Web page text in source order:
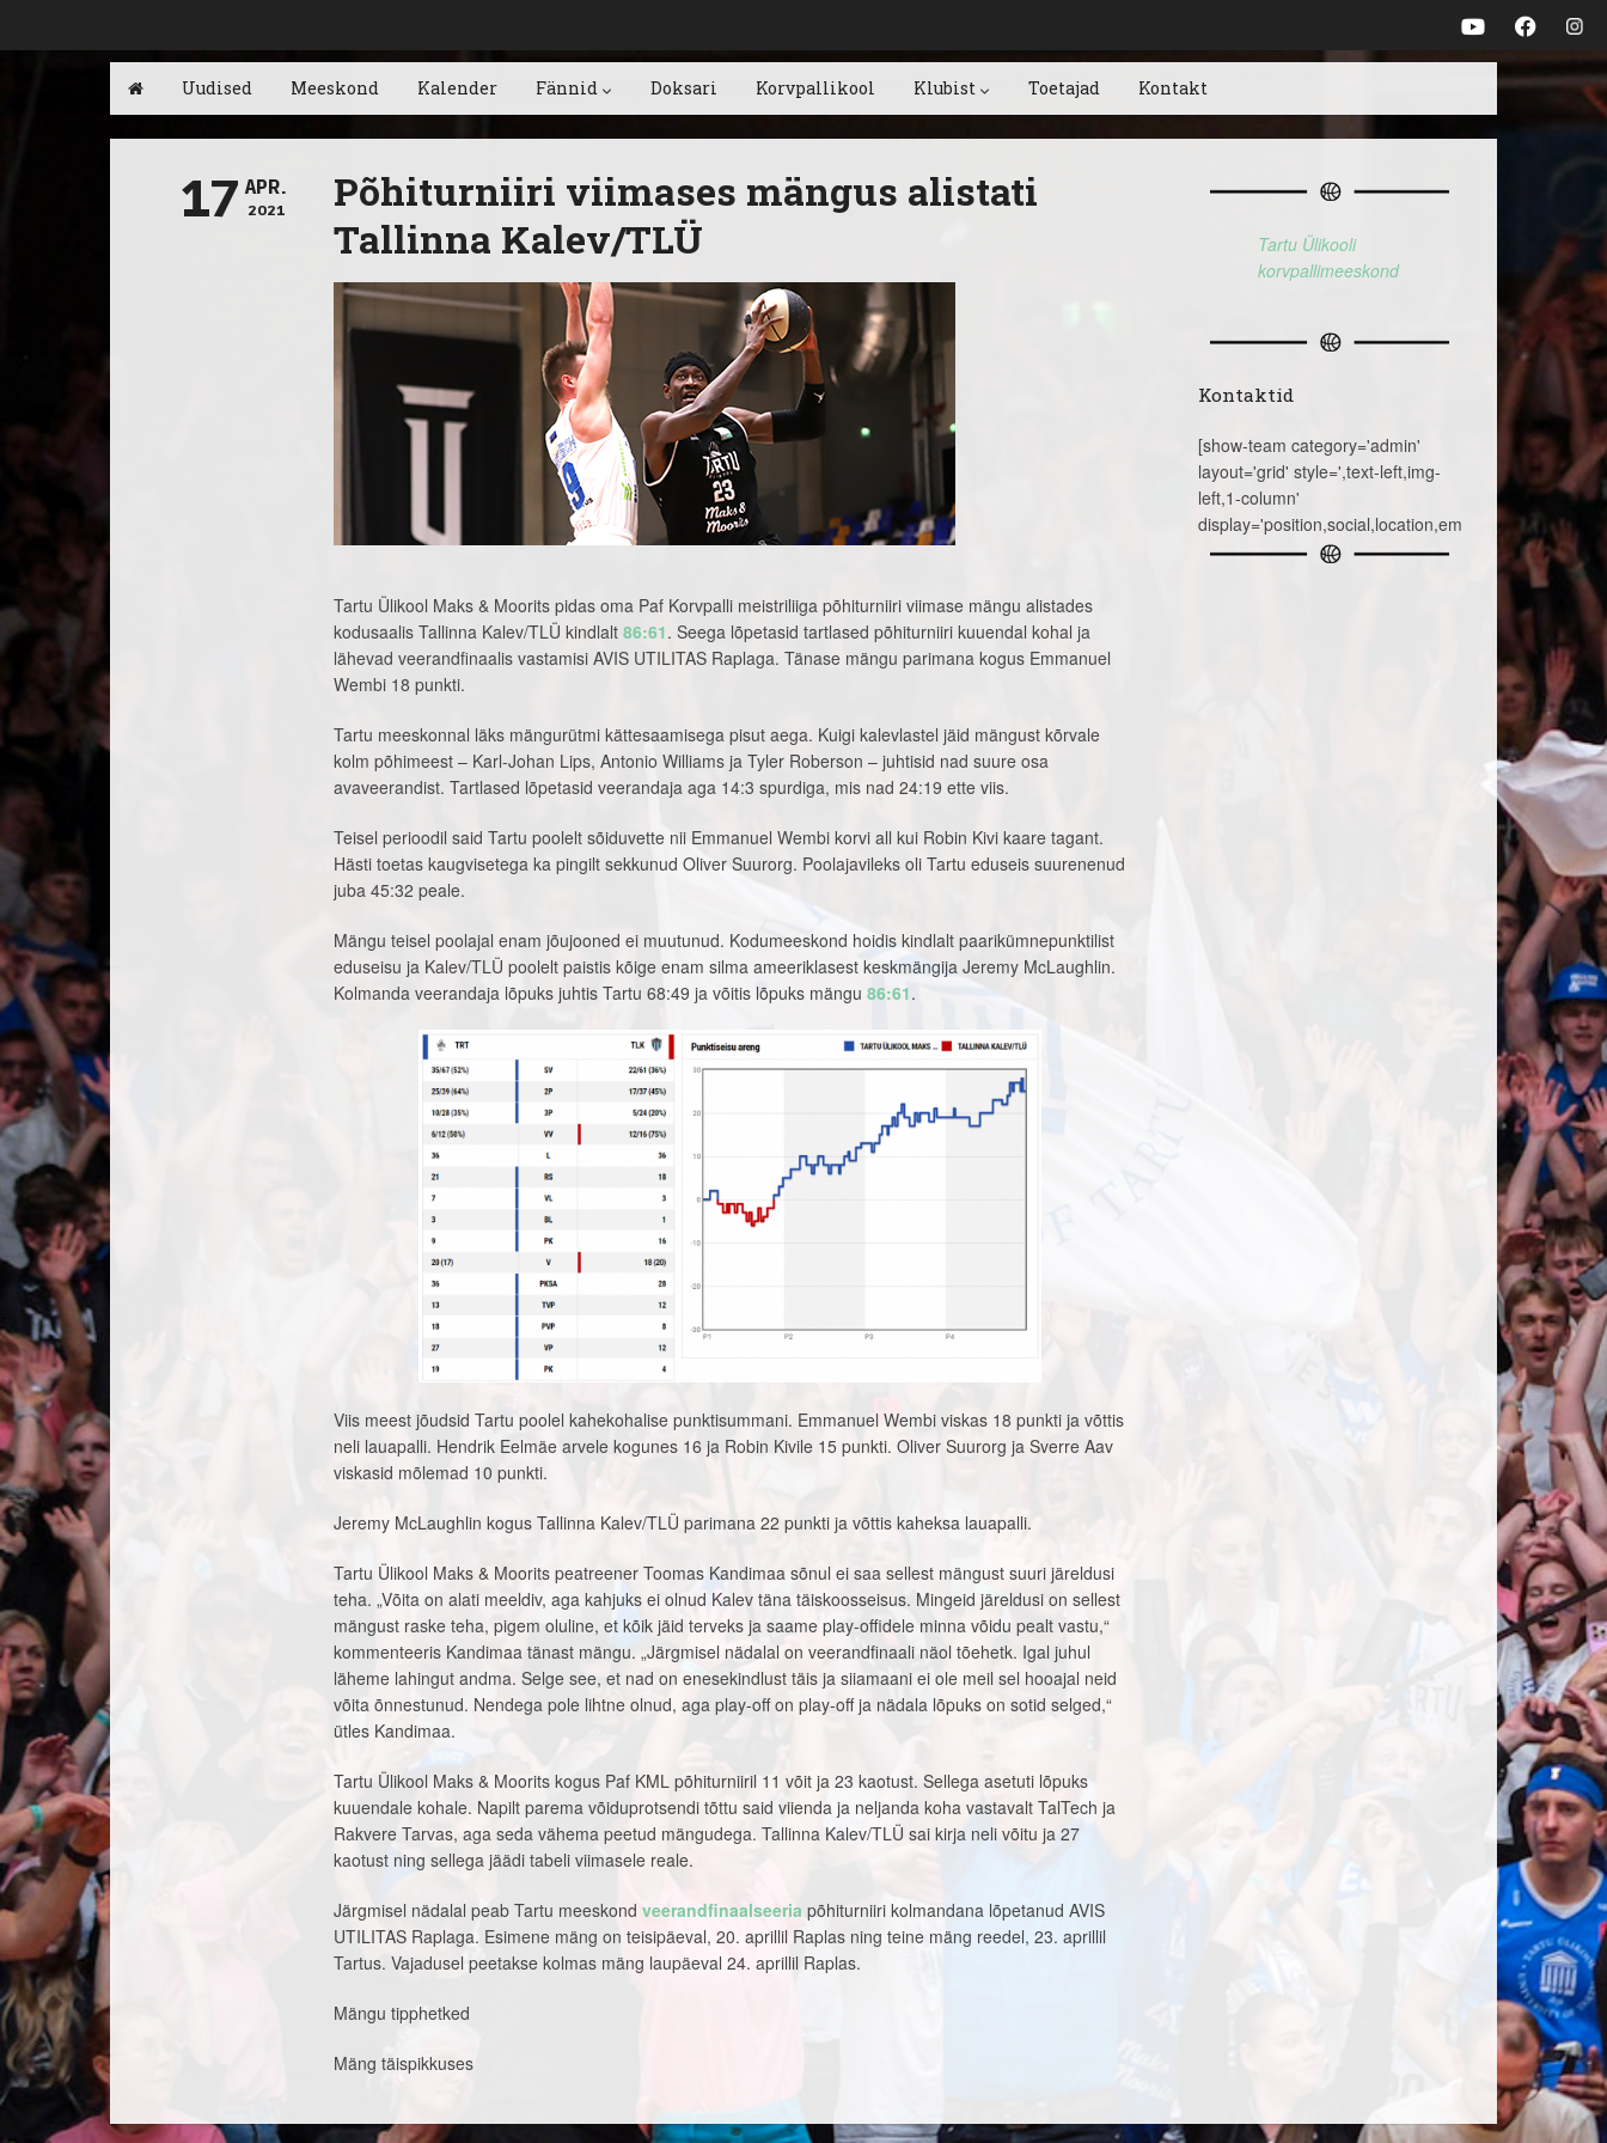
Uudised Meeskond Kalender Fännid Doksari Korvpallikool Klubist Toetajad Kontakt
17 APR.
2021
Põhiturniiri viimases mängus alistati
Tallinna Kalev/TLÜ
Tartu Ülikool Maks & Moorits pidas oma Paf Korvpalli meistriliiga põhiturniiri viimase mängu alistades
kodusaalis Tallinna Kalev/TLÜ kindlalt 86:61. Seega lõpetasid tartlased põhiturniiri kuuendal kohal ja
lähevad veerandfinaalis vastamisi AVIS UTILITAS Raplaga. Tänase mängu parimana kogus Emmanuel
Wembi 18 punkti.
Tartu meeskonnal läks mängurütmi kättesaamisega pisut aega. Kuigi kalevlastel jäid mängust kõrvale
kolm põhimeest – Karl-Johan Lips, Antonio Williams ja Tyler Roberson – juhtisid nad suure osa
avaveerandist. Tartlased lõpetasid veerandaja aga 14:3 spurdiga, mis nad 24:19 ette viis.
Teisel perioodil said Tartu poolelt sõiduvette nii Emmanuel Wembi korvi all kui Robin Kivi kaare tagant.
Hästi toetas kaugvisetega ka pingilt sekkunud Oliver Suurorg. Poolajavileks oli Tartu eduseis suurenenud
juba 45:32 peale.
Mängu teisel poolajal enam jõujooned ei muutunud. Kodumeeskond hoidis kindlalt paarikümnepunktilist
eduseisu ja Kalev/TLÜ poolelt paistis kõige enam silma ameeriklasest keskmängija Jeremy McLaughlin.
Kolmanda veerandaja lõpuks juhtis Tartu 68:49 ja võitis lõpuks mängu 86:61.
Viis meest jõudsid Tartu poolel kahekohalise punktisummani. Emmanuel Wembi viskas 18 punkti ja võttis
neli lauapalli. Hendrik Eelmäe arvele kogunes 16 ja Robin Kivile 15 punkti. Oliver Suurorg ja Sverre Aav
viskasid mõlemad 10 punkti.
Jeremy McLaughlin kogus Tallinna Kalev/TLÜ parimana 22 punkti ja võttis kaheksa lauapalli.
Tartu Ülikool Maks & Moorits peatreener Toomas Kandimaa sõnul ei saa sellest mängust suuri järeldusi
teha. „Võita on alati meeldiv, aga kahjuks ei olnud Kalev täna täiskoosseisus. Mingeid järeldusi on sellest
mängust raske teha, pigem oluline, et kõik jäid terveks ja saame play-offidele minna võidu pealt vastu,“
kommenteeris Kandimaa tänast mängu. „Järgmisel nädalal on veerandfinaali näol tõehetk. Igal juhul
läheme lahingut andma. Selge see, et nad on enesekindlust täis ja siiamaani ei ole meil sel hooajal neid
võita õnnestunud. Nendega pole lihtne olnud, aga play-off on play-off ja nädala lõpuks on sotid selged,“
ütles Kandimaa.
Tartu Ülikool Maks & Moorits kogus Paf KML põhiturniiril 11 võit ja 23 kaotust. Sellega asetuti lõpuks
kuuendale kohale. Napilt parema võiduprotsendi tõttu said viienda ja neljanda koha vastavalt TalTech ja
Rakvere Tarvas, aga seda vähema peetud mängudega. Tallinna Kalev/TLÜ sai kirja neli võitu ja 27
kaotust ning sellega jäädi tabeli viimasele reale.
Järgmisel nädalal peab Tartu meeskond veerandfinaalseeria põhiturniiri kolmandana lõpetanud AVIS
UTILITAS Raplaga. Esimene mäng on teisipäeval, 20. aprillil Raplas ning teine mäng reedel, 23. aprillil
Tartus. Vajadusel peetakse kolmas mäng laupäeval 24. aprillil Raplas.
Mängu tipphetked
Mäng täispikkuses
Tartu Ülikooli
korvpallimeeskond
Kontaktid
[show-team category='admin'
layout='grid' style=',text-left,img-
left,1-column'